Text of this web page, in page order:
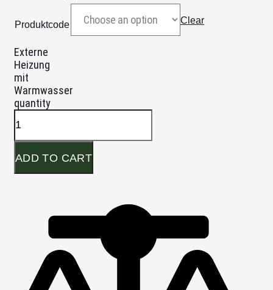
Produktcode Clear
Externe
Heizung
mit
Warmwasser
quantity
ADD TO CART